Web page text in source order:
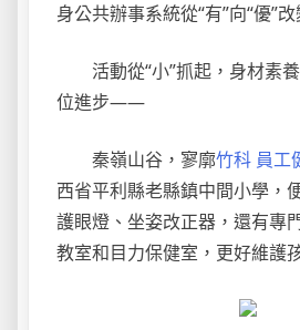
身公共辦事系統從“有”向“優”改
活動從“小”抓起，身材素
位進步——
秦嶺山谷，寥廓竹科 員工
西省平利縣老縣鎮中間小學，
護眼燈、坐姿改正器，還有專
教室和目力保健室，更好維護